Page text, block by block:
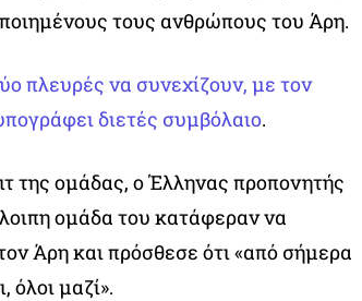
τους ανθρώπους του Άρη.
πλευρές να συνεχίζουν, με τον
διετές συμβόλαιο.
της ομάδας, ο Έλληνας προπονητής
ομάδα του κατάφεραν να
Άρη και πρόσθεσε ότι «από σήμερα
όλοι μαζί».